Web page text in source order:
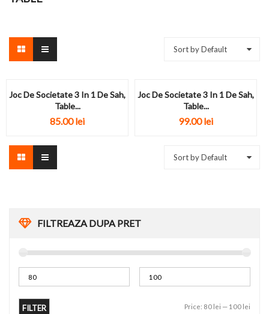
FILTREAZA DUPA PRET
FILTER Price: 80 lei — 100 lei
Sort by Default
Joc De Societate 3 In 1 De Sah,
Table...
85.00lei
Joc De Societate 3 In 1 De Sah,
Table...
99.00lei
Sort by Default